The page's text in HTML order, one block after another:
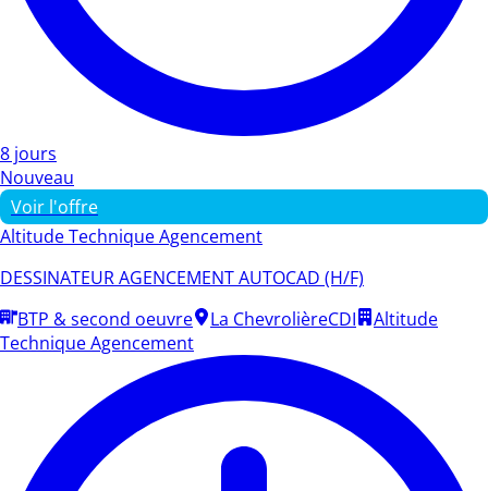
8 jours
Nouveau
Voir l'offre
Altitude Technique Agencement
DESSINATEUR AGENCEMENT AUTOCAD (H/F)
BTP & second oeuvre
La ChevrolièreCDI
Altitude
Technique Agencement